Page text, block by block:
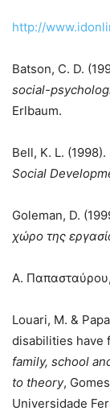
http://
Batson, C. D.
social-
Erlbaum.
Bell, K. L.
Social
Goleman, D.
χώρο της
Α.
Louari, M. &
disabilities have
family, school
to theory,
Universidade